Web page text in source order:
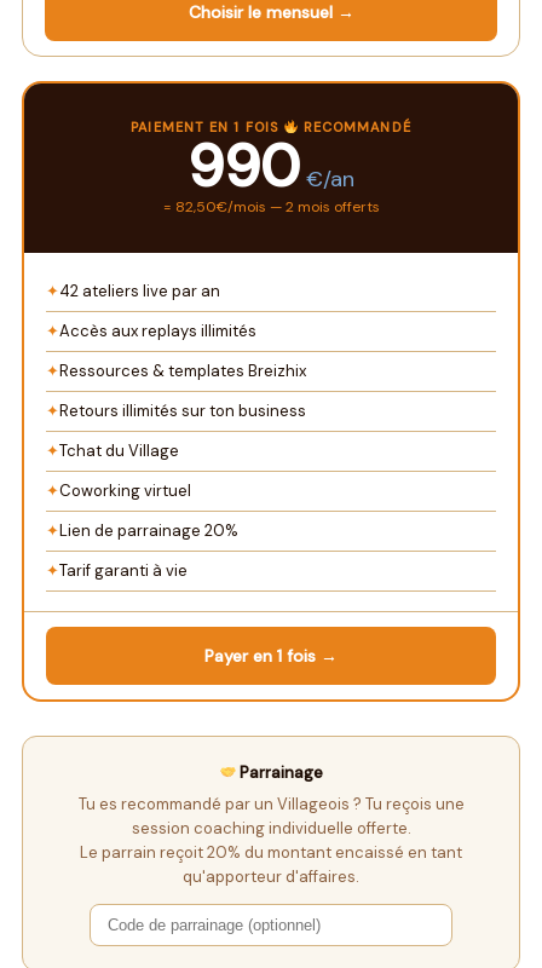
Choisir le mensuel →
PAIEMENT EN 1 FOIS RECOMMANDÉ
990 €/an
= 82,50€/mois — 2 mois offerts
✦42 ateliers live par an
✦Accès aux replays illimités
✦Ressources & templates Breizhix
✦Retours illimités sur ton business
✦Tchat du Village
✦Coworking virtuel
✦Lien de parrainage 20%
✦Tarif garanti à vie
Payer en 1 fois →
Parrainage
Tu es recommandé par un Villageois ? Tu reçois une
session coaching individuelle offerte.
Le parrain reçoit 20% du montant encaissé en tant
qu'apporteur d'affaires.